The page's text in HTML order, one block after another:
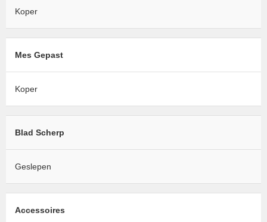
Koper
Mes Gepast
Koper
Blad Scherp
Geslepen
Accessoires